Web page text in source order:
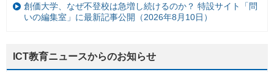
創価大学、なぜ不登校は急増し続けるのか？ 特設サイト「問
いの編集室」に最新記事公開（2026年8月10日）
ICT教育ニュースからのお知らせ